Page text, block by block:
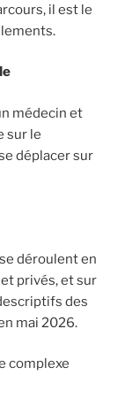
il est le
médecin et
sur le
déplacer sur
se déroulent en
privés, et sur
des
mai 2026.
complexe